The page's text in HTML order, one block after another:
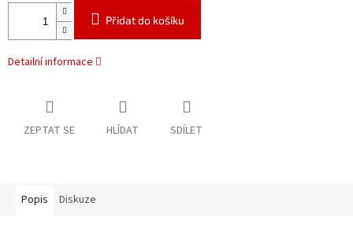
Přidat do košíku
Detailní informace
ZEPTAT SE HLÍDAT SDÍLET
Popis Diskuze